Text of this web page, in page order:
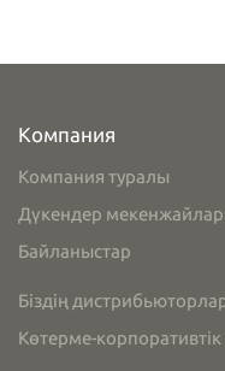
Компания
Компания туралы
Дүкендер
Байланыстар
Біздің
Көтерме-корпоративтік